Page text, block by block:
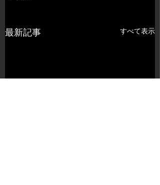
最新記事 すべて表示